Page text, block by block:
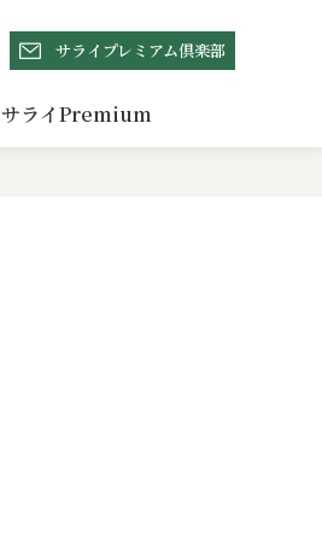
サライプレミアム倶楽部
サライPremium